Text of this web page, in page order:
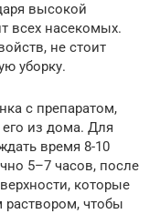
высокой
всех насекомых.
не стоит
уборку.
с препаратом,
из дома. Для
время 8-10
5–7 часов, после
которые
чтобы